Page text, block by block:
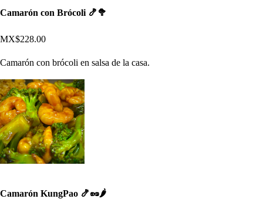
Camarón con Brócoli 🍤🥦
MX$228.00
Camarón con brócoli en salsa de la casa.
Camarón KungPao 🍤🥜🌶